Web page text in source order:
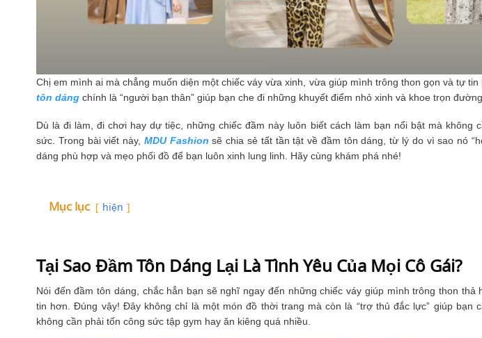
Chị em mình ai mà chẳng muốn diện một chiếc váy vừa xinh, vừa giúp mình trông thon gọn và tự
tôn dáng chính là “người bạn thân” giúp bạn che đi những khuyết điểm nhỏ xinh và khoe trọn
Dù là đi làm, đi chơi hay dự tiệc, những chiếc đầm này luôn biết cách làm bạn nổi bật mà không
sức. Trong bài viết này, MDU Fashion sẽ chia sẻ tất tần tật về đầm tôn dáng, từ lý do vì sao nó
dáng phù hợp và mẹo phối đồ để bạn luôn xinh lung linh. Hãy cùng khám phá nhé!
Mục lục hiện
Tại Sao Đầm Tôn Dáng Lại Là Tình Yêu Của Mọi Cô Gái?
Nói đến đầm tôn dáng, chắc hẳn bạn sẽ nghĩ ngay đến những chiếc váy giúp mình trông thon thả
tin hơn. Đúng vậy! Đây không chỉ là một món đồ thời trang mà còn là “trợ thủ đắc lực” giúp bạn
không cần phải tốn công sức tập gym hay ăn kiêng quá nhiều.